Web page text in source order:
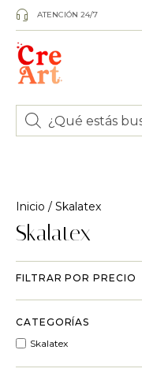
ATENCIÓN 24/7
Inicio / Skalatex
Skalatex
FILTRAR POR PRECIO
CATEGORÍAS
Skalatex